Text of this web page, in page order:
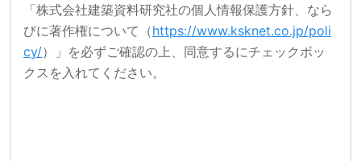
「株式会社建築資料研究社の個人情報保護方針、なら
びに著作権について（https://www.ksknet.co.jp/poli
cy/）」を必ずご確認の上、同意するにチェックボッ
クスを入れてください。